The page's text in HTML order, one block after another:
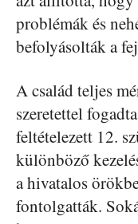
problémák és
befolyásolták a
A család teljes
szeretettel
feltételezett 12.
különböző
a hivatalos
fontolgatták.